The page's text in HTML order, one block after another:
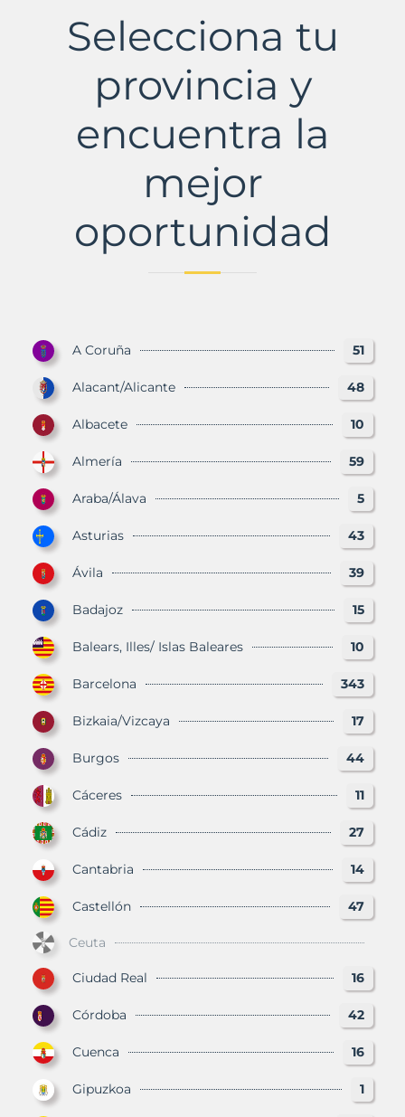
MurbalandsSelecciona tu
provincia y
encuentra la
mejor
oportunidad
A Coruña 51
Alacant/Alicante 48
Albacete 10
Almería 59
Araba/Álava 5
Asturias 43
Ávila 39
Badajoz 15
Balears, Illes/ Islas Baleares 10
Barcelona 343
Bizkaia/Vizcaya 17
Burgos 44
Cáceres 11
Cádiz 27
Cantabria 14
Castellón 47
Ceuta
Ciudad Real 16
Córdoba 42
Cuenca 16
Gipuzkoa 1